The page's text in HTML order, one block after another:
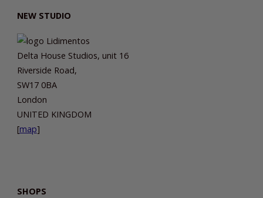
NEW STUDIO
Delta House Studios, unit 16
Riverside Road,
SW17 0BA
London
UNITED KINGDOM
[map]
SHOPS